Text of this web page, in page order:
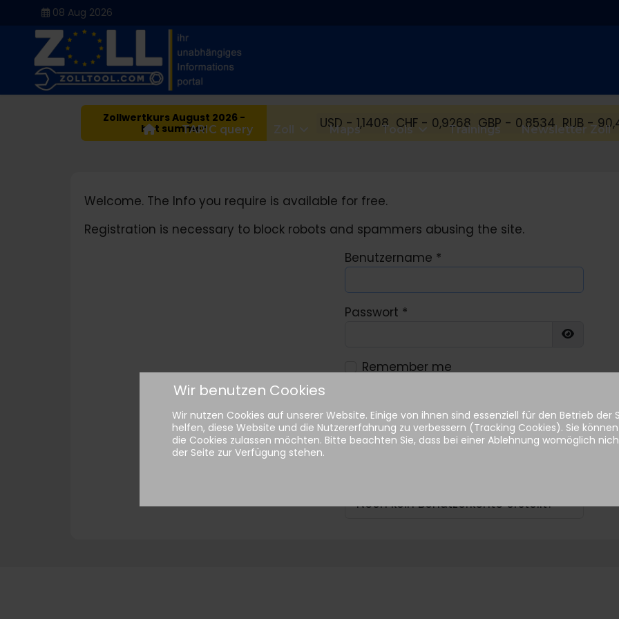
08 Aug 2026
HomeTARIC query Zoll Maps Tools Trainings Newsletter Zoll
Zollwertkurs August 2026 -
hot summer
USD - 1,1408 CHF - 0,9268 GBP - 0,8534 RUB -
Welcome. The Info you require is available for free.
Registration is necessary to block robots and spammers abusing the site.
Benutzername *
Passwort *
Remember me
Passwort vergessen?
Noch kein Benutzerkonto erstellt?
Wir benutzen Cookies
Wir nutzen Cookies auf unserer Website. Einige von ihnen sind essenziell für den Betrieb der
helfen, diese Website und die Nutzererfahrung zu verbessern (Tracking Cookies). Sie
die Cookies zulassen möchten. Bitte beachten Sie, dass bei einer Ablehnung womöglich
der Seite zur Verfügung stehen.